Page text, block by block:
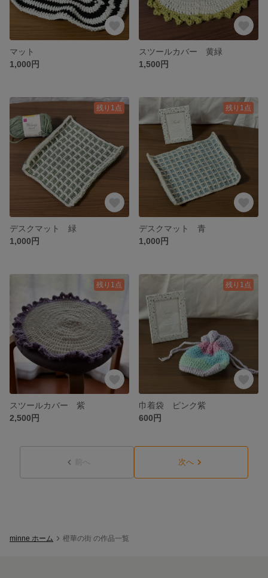
マット
1,000円
スツールカバー 黄緑
1,500円
残り1点
デスクマット 緑
1,000円
残り1点
デスクマット 青
1,000円
残り1点
スツールカバー 紫
2,500円
残り1点
巾着袋 ピンク紫
600円
前へ 次へ
minne ホーム 橙華の街 の作品一覧